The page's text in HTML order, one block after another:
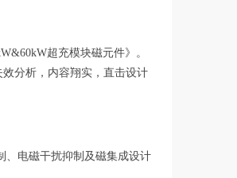
超充模块磁元件》。
分析，内容翔实，直击设计
、电磁干扰抑制及磁集成设计